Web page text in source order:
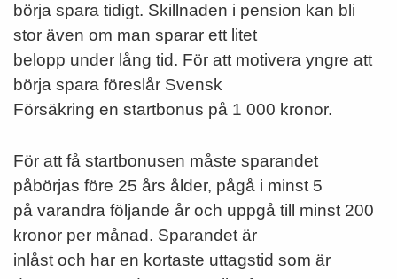
börja spara tidigt. Skillnaden i pension kan bli
stor även om man sparar ett litet
belopp under lång tid. För att motivera yngre att
börja spara föreslår Svensk
Försäkring en startbonus på 1 000 kronor.
För att få startbonusen måste sparandet
påbörjas före 25 års ålder, pågå i minst 5
på varandra följande år och uppgå till minst 200
kronor per månad. Sparandet är
inlåst och har en kortaste uttagstid som är